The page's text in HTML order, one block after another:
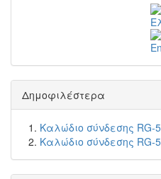
Δημοφιλέστερα
Καλώδιο σύνδεσης RG-
Καλώδιο σύνδεσης RG-